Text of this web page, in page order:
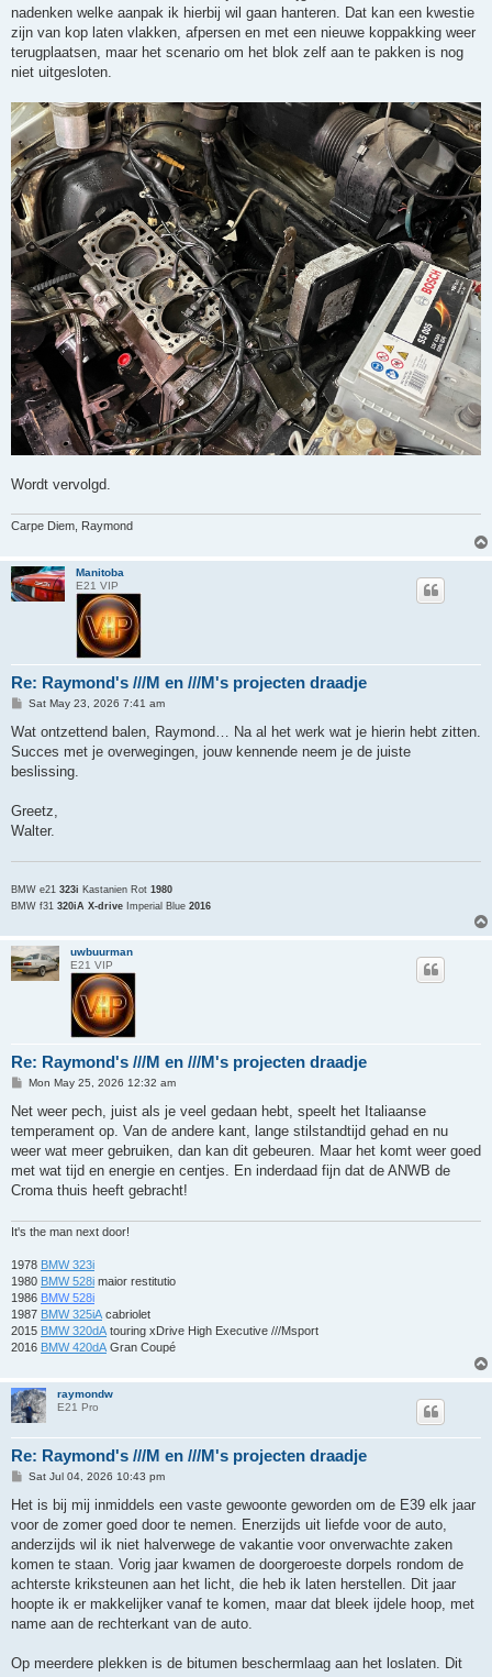
nadenken welke aanpak ik hierbij wil gaan hanteren. Dat kan een kwestie
zijn van kop laten vlakken, afpersen en met een nieuwe koppakking weer
terugplaatsen, maar het scenario om het blok zelf aan te pakken is nog
niet uitgesloten.
Wordt vervolgd.
Carpe Diem, Raymond
Manitoba
E21 VIP
Re: Raymond's ///M en ///M's projecten draadje
P
s
Sat May 23, 2026 7:41 am
Wat ontzettend balen, Raymond… Na al het werk wat je hierin hebt zitten.
Succes met je overwegingen, jouw kennende neem je de juiste
beslissing.
Greetz,
Walter.
BMW e21 323i Kastanien Rot 1980
BMW f31 320iA X-drive Imperial Blue 2016
uwbuurman
E21 VIP
Re: Raymond's ///M en ///M's projecten draadje
P
s
Mon May 25, 2026 12:32 am
Net weer pech, juist als je veel gedaan hebt, speelt het Italiaanse
temperament op. Van de andere kant, lange stilstandtijd gehad en nu
weer wat meer gebruiken, dan kan dit gebeuren. Maar het komt weer goed
met wat tijd en energie en centjes. En inderdaad fijn dat de ANWB de
Croma thuis heeft gebracht!
It's the man next door!
1978 BMW 323i
1980 BMW 528i maior restitutio
1986 BMW 528i
1987 BMW 325iA cabriolet
2015 BMW 320dA touring xDrive High Executive ///Msport
2016 BMW 420dA Gran Coupé
raymondw
E21 Pro
Re: Raymond's ///M en ///M's projecten draadje
P
s
Sat Jul 04, 2026 10:43 pm
Het is bij mij inmiddels een vaste gewoonte geworden om de E39 elk jaar
voor de zomer goed door te nemen. Enerzijds uit liefde voor de auto,
anderzijds wil ik niet halverwege de vakantie voor onverwachte zaken
komen te staan. Vorig jaar kwamen de doorgeroeste dorpels rondom de
achterste kriksteunen aan het licht, die heb ik laten herstellen. Dit jaar
hoopte ik er makkelijker vanaf te komen, maar dat bleek ijdele hoop, met
name aan de rechterkant van de auto.
Op meerdere plekken is de bitumen beschermlaag aan het loslaten. Dit